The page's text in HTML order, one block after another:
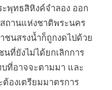
พุทธสิหิงค์จำลอง ออก
ถานแห่งชาติพระนคร
ชนสรงน้ำก็ถูกงดไปด้วย
ที่ยังไม่ได้ยกเลิกการ
ที่อาจจะตามมา และ
องเตรียมมาตรการ